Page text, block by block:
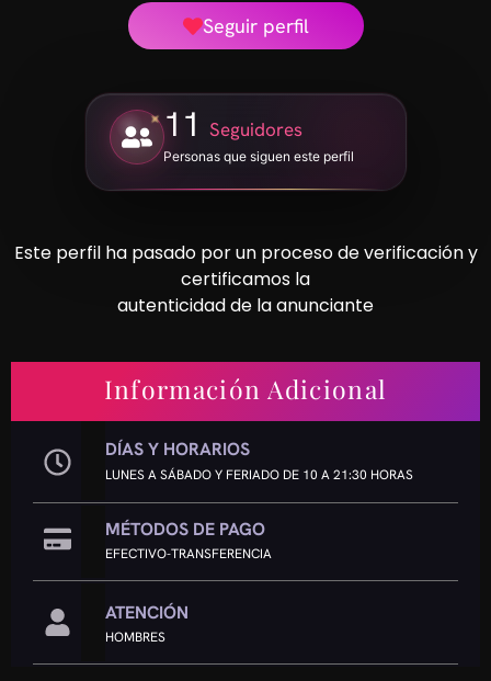
Seguir perfil
11 Seguidores
Personas que siguen este perfil
Este perfil ha pasado por un proceso de verificación y
certificamos la
autenticidad de la anunciante
Información Adicional
DÍAS Y HORARIOS
LUNES A SÁBADO Y FERIADO DE 10 A 21:30 HORAS
MÉTODOS DE PAGO
EFECTIVO-TRANSFERENCIA
ATENCIÓN
HOMBRES